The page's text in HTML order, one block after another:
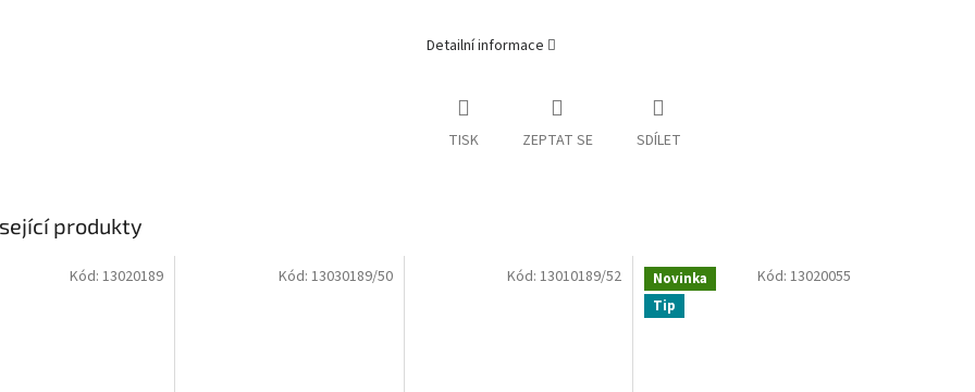
Detailní informace
TISK ZEPTAT SE SDÍLET
produkty
Kód: 13020189 Kód: 13030189/50 Kód:13010189/52
Novinka
Tip
Kód: 13020055